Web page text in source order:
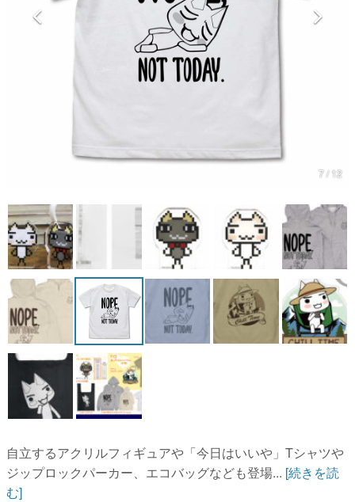
運営：株式会社マレ
7 / 12
自立するアクリルフィギュアや「今日はいいや」Tシャツや
ジップロックパーカー、エコバッグなども登場... [続きを読
む]